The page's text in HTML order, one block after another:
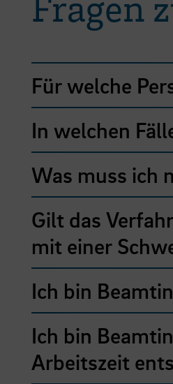
Für welche
In welchen
Was muss ich
Gilt das
mit einer
Ich bin
Ich bin
Arbeitszeit